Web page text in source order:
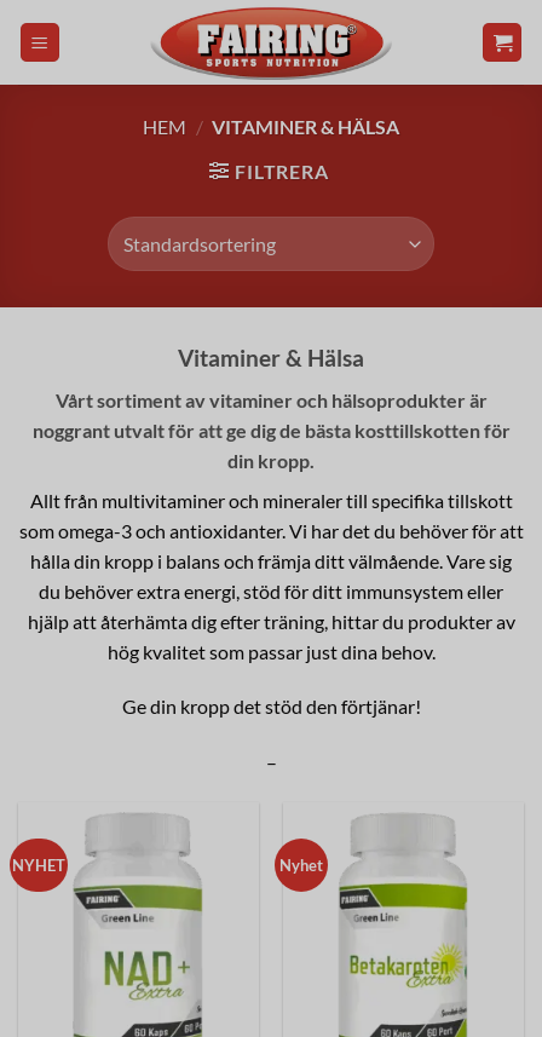
HEM / VITAMINER & HÄLSA
FILTRERA
Vitaminer & Hälsa
Vårt sortiment av vitaminer och hälsoprodukter är
noggrant utvalt för att ge dig de bästa kosttillskotten för
din kropp.
Allt från multivitaminer och mineraler till specifika tillskott
som omega-3 och antioxidanter. Vi har det du behöver för att
hålla din kropp i balans och främja ditt välmående. Vare sig
du behöver extra energi, stöd för ditt immunsystem eller
hjälp att återhämta dig efter träning, hittar du produkter av
hög kvalitet som passar just dina behov.
Ge din kropp det stöd den förtjänar!
–
NYHET Nyhet